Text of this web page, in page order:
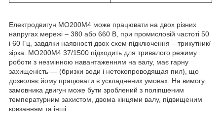
Електродвигун МО200М4 може працювати на двох різних
напругах мережі – 380 або 660 В, при промисловій частоті 50
і 60 Гц, завдяки наявності двох схем підключення – трикутник/
зірка. МО200М4 37/1500 підходить для тривалого режиму
роботи з незмінною навантаженням на валу, має гарну
захищеність ― (бризки води і нетокопроводящая пил), що
дозволяє йому працювати в ускладнених умовах. На вимогу
замовника двигун може бути зроблений з поліпшеним
температурним захистом, двома кінцями валу, підвищеним
ковзанням та інші: